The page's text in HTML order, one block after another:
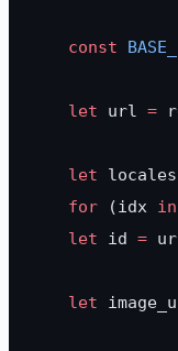
    const
    let
url =
    let
locales
    for
(idx in
    let
id =
    let